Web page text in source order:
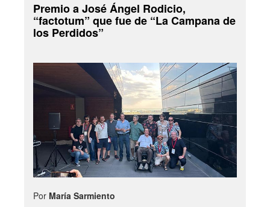
Premio a José Ángel Rodicio,
“factotum” que fue de “La Campana de
los Perdidos”
Por María Sarmiento